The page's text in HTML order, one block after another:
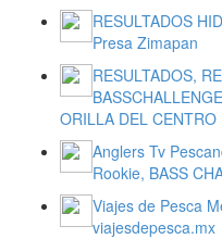
RESULTADOS
Presa Zimapan
RESULTADOS,
ORILLA DEL CENTRO
Anglers Tv
Rookie, BASS
Viajes de Pesca
viajesdepesca.mx